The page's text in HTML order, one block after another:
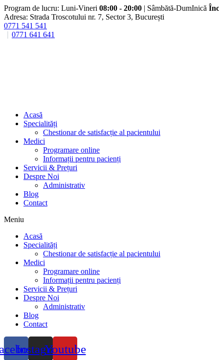
Program de lucru: Luni-Vineri 08:00 - 20:00 | Sâmbătă-DumInică
Adresa: Strada Troscotului nr. 7, Sector 3, București
0771 541 541
0771 641 641
Acasă
Specialități
Chestionar de satisfacție al pacientului
Medici
Programare online
Informații pentru pacienți
Servicii & Prețuri
Despre Noi
Administrativ
Blog
Contact
Meniu
Acasă
Specialități
Chestionar de satisfacție al pacientului
Medici
Programare online
Informații pentru pacienți
Servicii & Prețuri
Despre Noi
Administrativ
Blog
Contact
InstagramYoutube